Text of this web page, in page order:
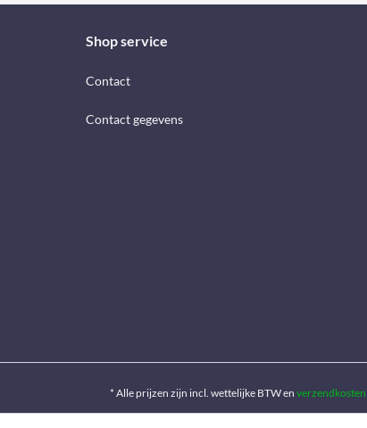
Shop service
Contact
Contact gegevens
* Alle prijzen zijn incl. wettelijke BTW en verzendkosten